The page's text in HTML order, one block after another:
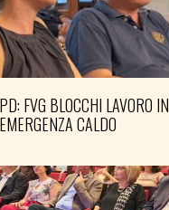
PD: FVG BLOCCHI LAVORO IN
EMERGENZA CALDO